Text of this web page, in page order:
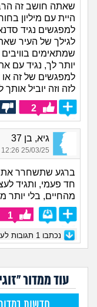
שאתה חושב זה
היית עם מיליון
למפגשים נגיד
לגילך של העיר
שמתאימים
יותר לך, נגיד עם
למפגשים של זה
לזה וזה יוביל
2
גיא, בן 37
25/03/25 12:26
ברגע שתשחרר את
חד פעמי, ותגיד
מהחיים, בלי יותר
1
נכתבו 1 תגובות
עוד ממדור